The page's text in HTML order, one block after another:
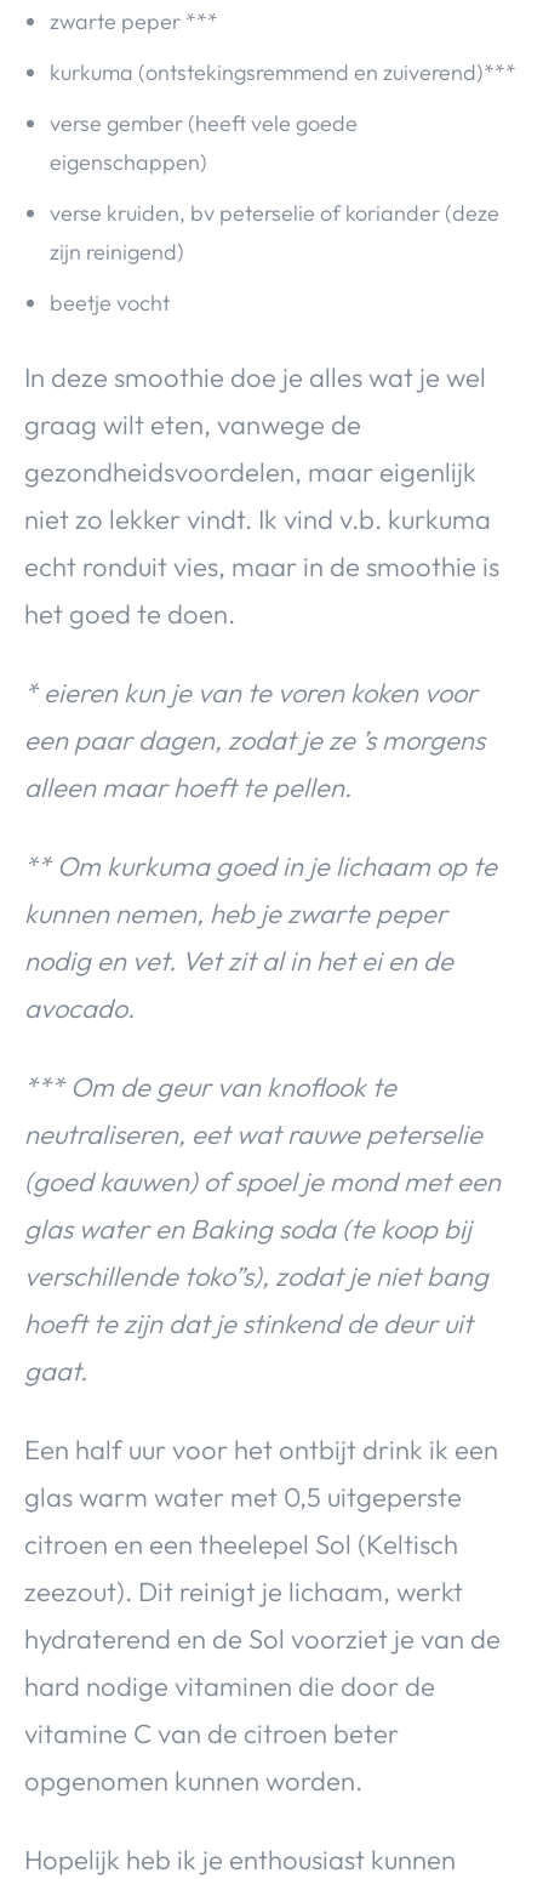
zwarte peper ***
kurkuma (ontstekingsremmend en zuiverend)***
verse gember (heeft vele goede
eigenschappen)
verse kruiden, bv peterselie of koriander (deze
zijn reinigend)
beetje vocht
In deze smoothie doe je alles wat je wel
graag wilt eten, vanwege de
gezondheidsvoordelen, maar eigenlijk
niet zo lekker vindt. Ik vind v.b. kurkuma
echt ronduit vies, maar in de smoothie is
het goed te doen.
* eieren kun je van te voren koken voor
een paar dagen, zodat je ze ’s morgens
alleen maar hoeft te pellen.
** Om kurkuma goed in je lichaam op te
kunnen nemen, heb je zwarte peper
nodig en vet. Vet zit al in het ei en de
avocado.
*** Om de geur van knoflook te
neutraliseren, eet wat rauwe peterselie
(goed kauwen) of spoel je mond met een
glas water en Baking soda (te koop bij
verschillende toko”s), zodat je niet bang
hoeft te zijn dat je stinkend de deur uit
gaat.
Een half uur voor het ontbijt drink ik een
glas warm water met 0,5 uitgeperste
citroen en een theelepel Sol (Keltisch
zeezout). Dit reinigt je lichaam, werkt
hydraterend en de Sol voorziet je van de
hard nodige vitaminen die door de
vitamine C van de citroen beter
opgenomen kunnen worden.
Hopelijk heb ik je enthousiast kunnen